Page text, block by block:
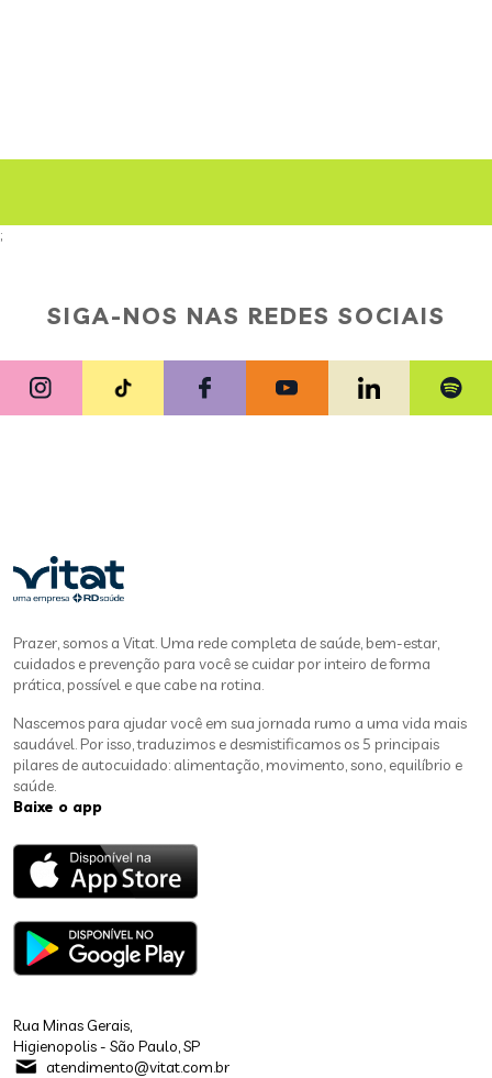
;
SIGA-NOS NAS REDES SOCIAIS
Prazer, somos a Vitat. Uma rede completa de saúde, bem-estar,
cuidados e prevenção para você se cuidar por inteiro de forma
prática, possível e que cabe na rotina.
Nascemos para ajudar você em sua jornada rumo a uma vida mais
saudável. Por isso, traduzimos e desmistificamos os 5 principais
pilares de autocuidado: alimentação, movimento, sono, equilíbrio e
saúde.
Baixe o app
Rua Minas Gerais,
Higienopolis - São Paulo, SP
atendimento@vitat.com.br